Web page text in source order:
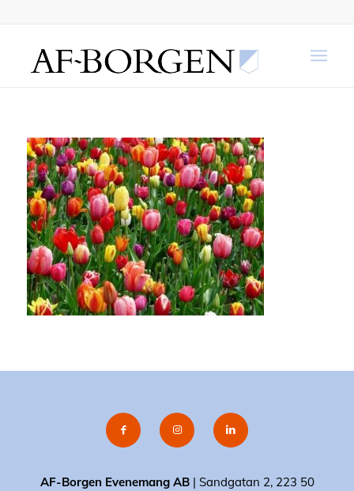
AF-Borgen Evenemang AB| Sandgatan 2, 223 50